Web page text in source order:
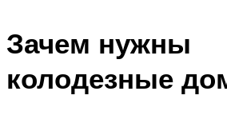
Зачем нужны
колодезные